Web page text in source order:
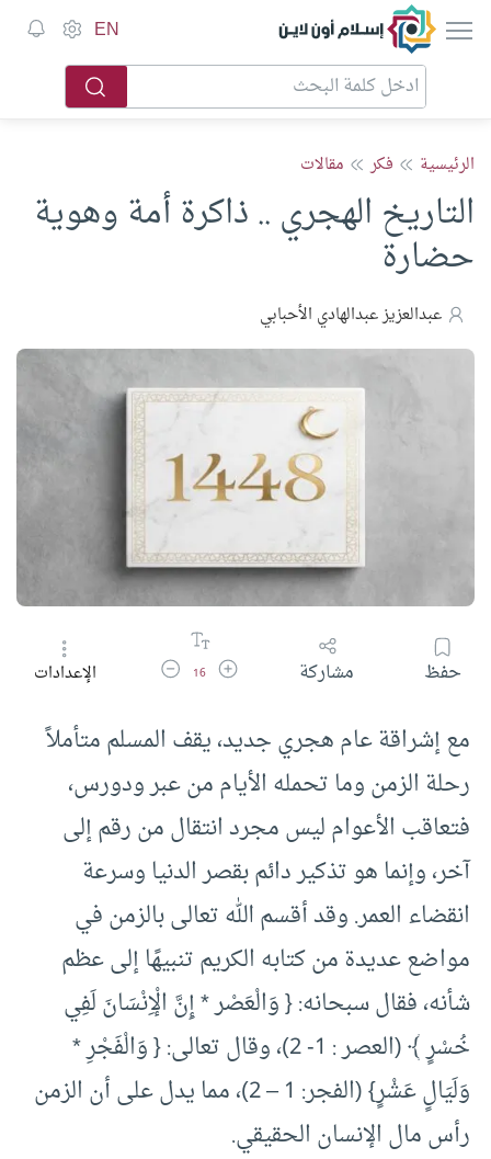
إسلام أون لاين EN
الرئيسية فكر مقالات
التاريخ الهجري .. ذاكرة أمة وهوية
حضارة
عبدالعزيز عبدالهادي الأحبابي
حفظ مشاركة زيادة حجم الخط
16 تقليل حجم الخطالإعدادات
مع إشراقة عام هجري جديد، يقف المسلم متأملاً
رحلة الزمن وما تحمله الأيام من عبر ودورس،
فتعاقب الأعوام ليس مجرد انتقال من رقم إلى
آخر، وإنما هو تذكير دائم بقصر الدنيا وسرعة
انقضاء العمر. وقد أقسم الله تعالى بالزمن في
مواضع عديدة من كتابه الكريم تنبيهًا إلى عظم
شأنه، فقال سبحانه: { وَالْعَصْر * إِنَّ الْإِنْسَانَ لَفِي
خُسْرٍ ﴾ (العصر : 1- 2)، وقال تعالى: { وَالْفَجْرِ *
وَلَيَالٍ عَشْرٍ} (الفجر: 1 – 2)، مما يدل على أن الزمن
رأس مال الإنسان الحقيقي.